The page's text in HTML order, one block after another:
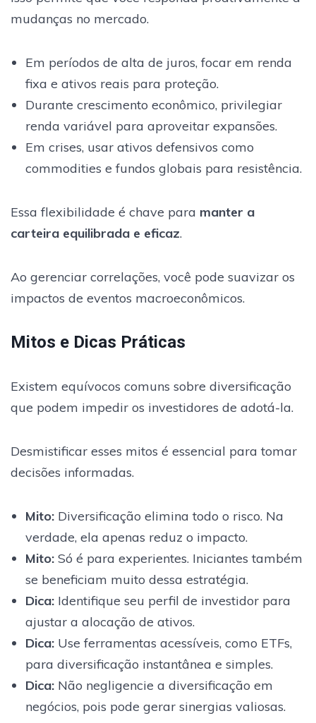
mudanças no mercado.
Em períodos de alta de juros, focar em renda
fixa e ativos reais para proteção.
Durante crescimento econômico, privilegiar
renda variável para aproveitar expansões.
Em crises, usar ativos defensivos como
commodities e fundos globais para resistência.
Essa flexibilidade é chave para manter a
carteira equilibrada e eficaz.
Ao gerenciar correlações, você pode suavizar os
impactos de eventos macroeconômicos.
Mitos e Dicas Práticas
Existem equívocos comuns sobre diversificação
que podem impedir os investidores de adotá-la.
Desmistificar esses mitos é essencial para tomar
decisões informadas.
Mito:Diversificação elimina todo o risco. Na
verdade, ela apenas reduz o impacto.
Mito:Só é para experientes. Iniciantes também
se beneficiam muito dessa estratégia.
Dica:Identifique seu perfil de investidor para
ajustar a alocação de ativos.
Dica:Use ferramentas acessíveis, como ETFs,
para diversificação instantânea e simples.
Dica:Não negligencie a diversificação em
negócios, pois pode gerar sinergias valiosas.